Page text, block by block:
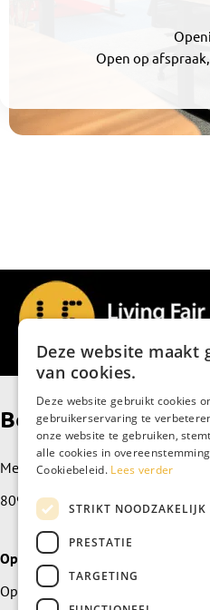
Open op
Bezoek de
Meidoornplein 89
8091 JZ Wezep
Openingstijden
Open op afspraak, maak een
Deze website maakt
van cookies.
Deze website gebruikt cookies
gebruikerservaring te
onze website te gebruiken,
alle cookies in
Cookiebeleid. Lees verder
STRIKT NOODZAKELIJK
PRESTATIE
TARGETING